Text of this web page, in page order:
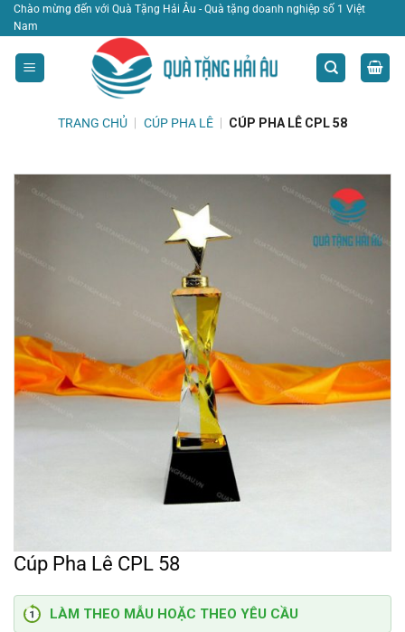
Bỏ
qua
nội
dung
Chào mừng đến với Quà Tặng Hải Âu - Quà tặng doanh nghiệp số 1 Việt
Nam
TRANG CHỦ CÚP PHA LÊ CÚP PHA LÊ CPL 58
Cúp Pha Lê CPL 58
LÀM THEO MẪU HOẶC THEO YÊU CẦU